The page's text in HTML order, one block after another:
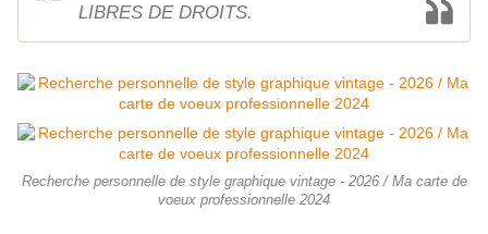
LIBRES DE DROITS.
Recherche personnelle de style graphique vintage - 2026 / Ma carte de
voeux professionnelle 2024